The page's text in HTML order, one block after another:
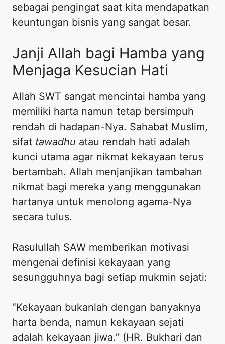
sebagai pengingat saat kita mendapatkan
keuntungan bisnis yang sangat besar.
Janji Allah bagi Hamba yang
Menjaga Kesucian Hati
Allah SWT sangat mencintai hamba yang
memiliki harta namun tetap bersimpuh
rendah di hadapan-Nya. Sahabat Muslim,
sifat tawadhu atau rendah hati adalah
kunci utama agar nikmat kekayaan terus
bertambah. Allah menjanjikan tambahan
nikmat bagi mereka yang menggunakan
hartanya untuk menolong agama-Nya
secara tulus.
Rasulullah SAW memberikan motivasi
mengenai definisi kekayaan yang
sesungguhnya bagi setiap mukmin sejati:
“Kekayaan bukanlah dengan banyaknya
harta benda, namun kekayaan sejati
adalah kekayaan jiwa.” (HR. Bukhari dan